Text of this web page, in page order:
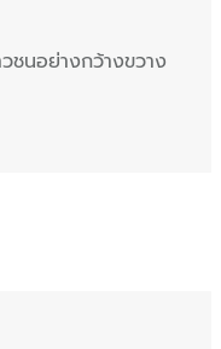
นอย่างกว้างขวาง